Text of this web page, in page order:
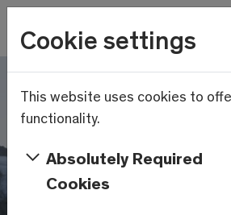
Skip to main content
22.7°C
Wetter
Cookie settings
This website uses cookies to
functionality.
Absolutely Required
Cookies